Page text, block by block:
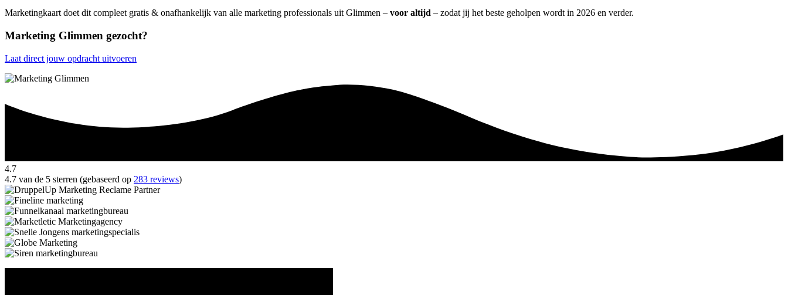
Marketingkaart doet dit compleet gratis & onafhankelijk van alle marketing professionals uit Glimmen – voor altijd – zodat jij het beste geholpen wordt in 2026 en verder.
Marketing Glimmen gezocht?
Laat direct jouw opdracht uitvoeren
4.7
4.7 van de 5 sterren (gebaseerd op 283 reviews)